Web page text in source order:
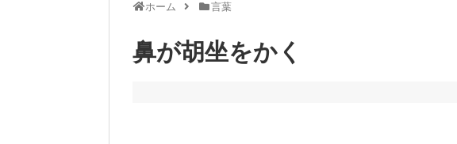
ホーム 言葉
鼻が胡坐をかく